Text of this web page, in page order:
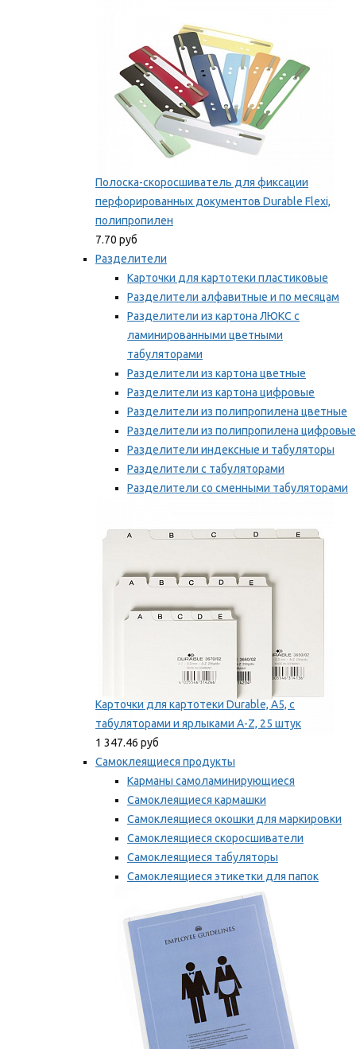
Полоска-скоросшиватель для фиксации
перфорированных документов Durable Flexi,
полипропилен
7.70 руб
Разделители
Карточки для картотеки пластиковые
Разделители алфавитные и по месяцам
Разделители из картона ЛЮКС с
ламинированными цветными
табуляторами
Разделители из картона цветные
Разделители из картона цифровые
Разделители из полипропилена цветные
Разделители из полипропилена цифровые
Разделители индексные и табуляторы
Разделители с табуляторами
Разделители со сменными табуляторами
Карточки для картотеки Durable, A5, с
табуляторами и ярлыками A-Z, 25 штук
1 347.46 руб
Самоклеящиеся продукты
Карманы самоламинирующиеся
Самоклеящиеся кармашки
Самоклеящиеся окошки для маркировки
Самоклеящиеся скоросшиватели
Самоклеящиеся табуляторы
Самоклеящиеся этикетки для папок
Таблички для маркировки
Мы рекомендуем